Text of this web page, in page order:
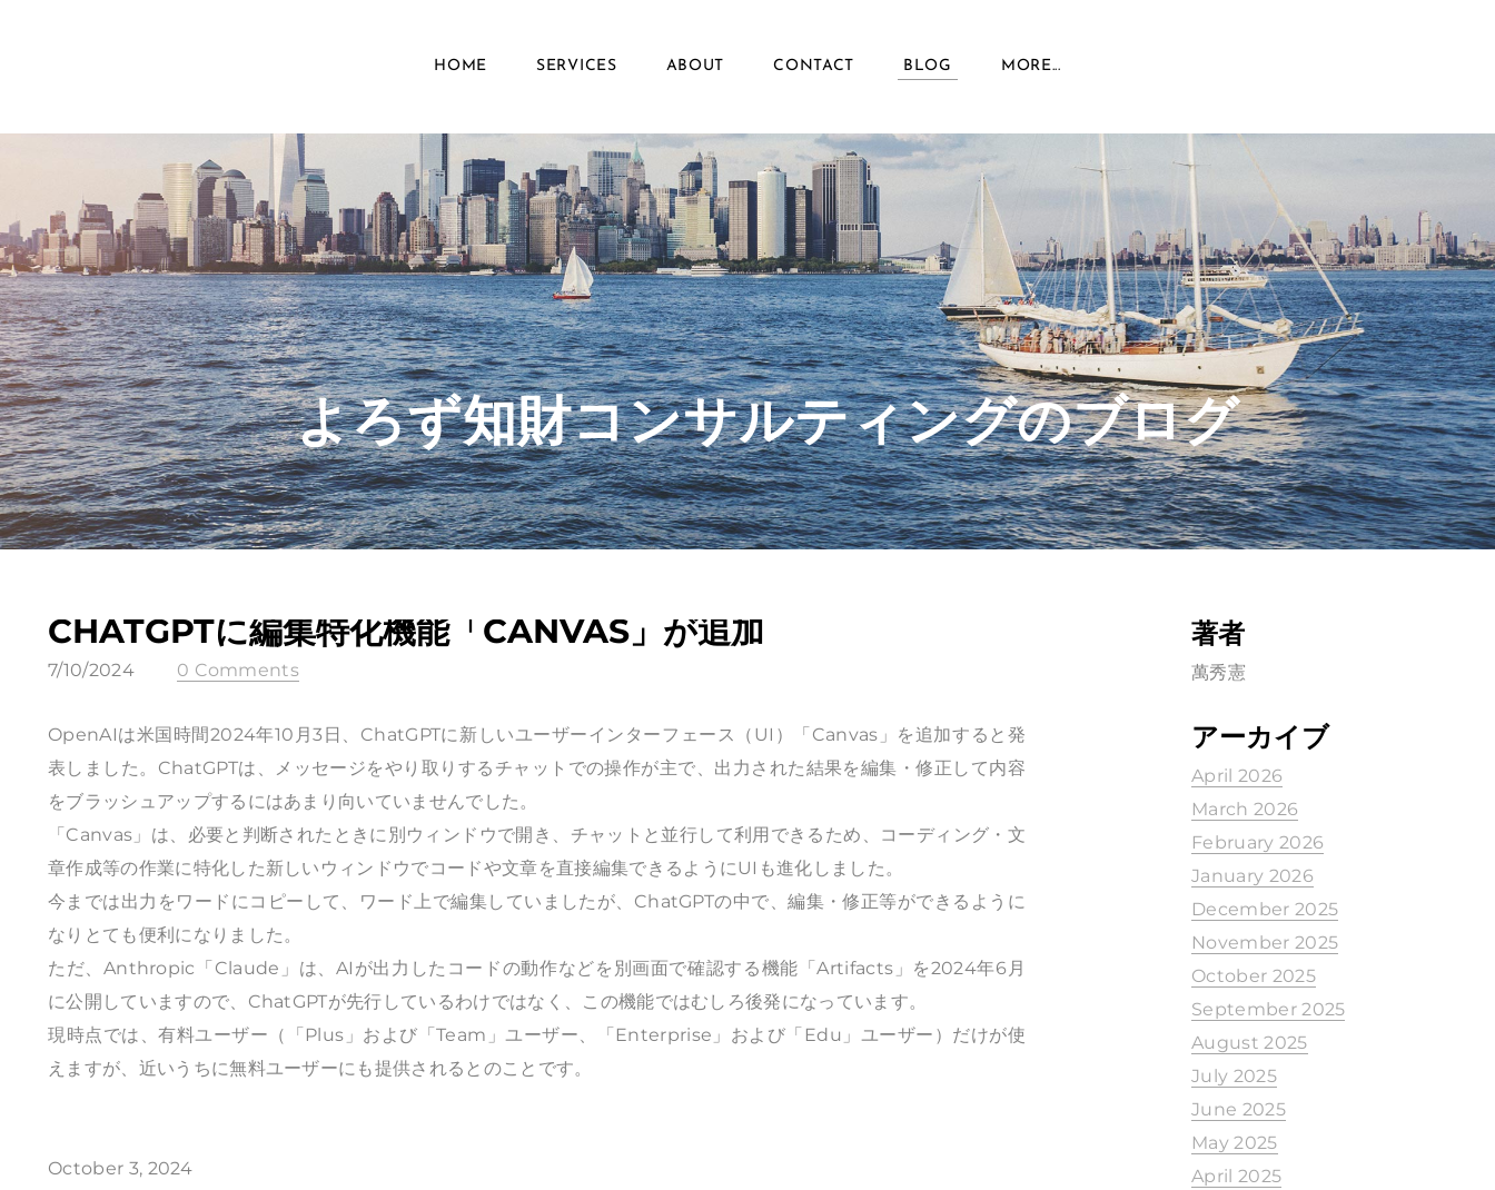
HOME SERVICES ABOUT CONTACT BLOG MORE...
​よろず知財コンサルティングのブログ
CHATGPTに編集特化機能「CANVAS」が追加
7/10/2024 0 Comments
OpenAIは米国時間2024年10月3日、ChatGPTに新しいユーザーインターフェース（UI）「Canvas」を追加すると発
表しました。ChatGPTは、メッセージをやり取りするチャットでの操作が主で、出力された結果を編集・修正して内容
をブラッシュアップするにはあまり向いていませんでした。
「Canvas」は、必要と判断されたときに別ウィンドウで開き、チャットと並行して利用できるため、コーディング・文
章作成等の作業に特化した新しいウィンドウでコードや文章を直接編集できるようにUIも進化しました。
今までは出力をワードにコピーして、ワード上で編集していましたが、ChatGPTの中で、編集・修正等ができるように
なりとても便利になりました。
ただ、Anthropic「Claude」は、AIが出力したコードの動作などを別画面で確認する機能「Artifacts」を2024年6月
に公開していますので、ChatGPTが先行しているわけではなく、この機能ではむしろ後発になっています。
現時点では、有料ユーザー（「Plus」および「Team」ユーザー、「Enterprise」および「Edu」ユーザー）だけが使
えますが、近いうちに無料ユーザーにも提供されるとのことです。
October 3, 2024
著者
萬秀憲
アーカイブ
April 2026
March 2026
February 2026
January 2026
December 2025
November 2025
October 2025
September 2025
August 2025
July 2025
June 2025
May 2025
April 2025